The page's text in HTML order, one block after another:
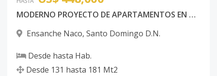
MODERNO PROYECTO DE APARTAMENTOS EN NACO
Ensanche Naco, Santo Domingo D.N.
Desde hasta Hab.
Desde 131 hasta 181 Mt2